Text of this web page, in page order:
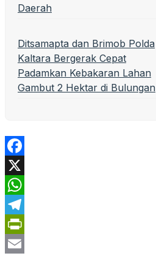
Daerah
Ditsamapta dan Brimob Polda
Kaltara Bergerak Cepat
Padamkan Kebakaran Lahan
Gambut 2 Hektar di Bulungan
Facebook
X
WhatsApp
Telegram
PrintFriendly